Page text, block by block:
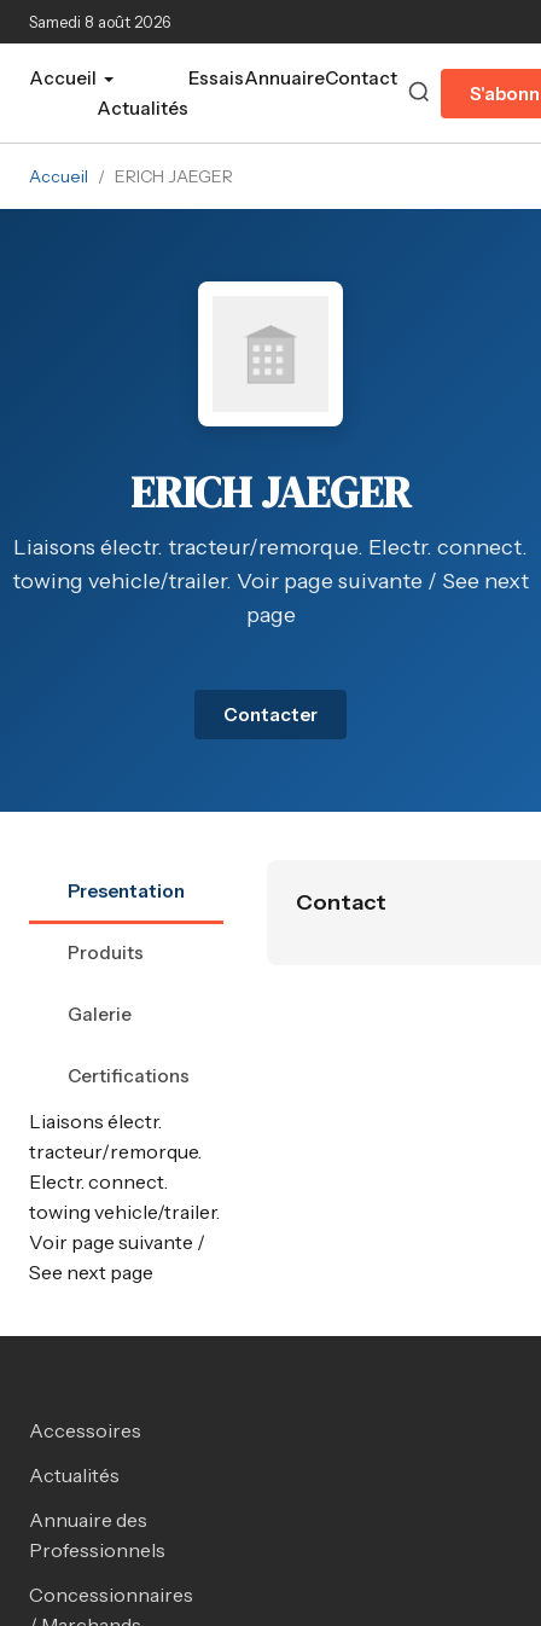
Aller au contenu principal
Samedi 8 août 2026
Accueil
Actualités
EssaisAnnuaireContact
Accueil / ERICH JAEGER
ERICH JAEGER
Liaisons électr. tracteur/remorque. Electr. connect.
towing vehicle/trailer. Voir page suivante / See next
page
Contacter
Presentation
Produits
Galerie
Certifications
Liaisons électr.
tracteur/remorque.
Electr. connect.
towing vehicle/trailer.
Voir page suivante /
See next page
Contact
Accessoires
Actualités
Annuaire des
Professionnels
Concessionnaires